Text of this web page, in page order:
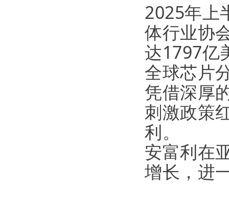
2025年上
体行业协
达1797亿
全球芯片
凭借深厚
刺激政策
利。
安富利在
增长 ，进